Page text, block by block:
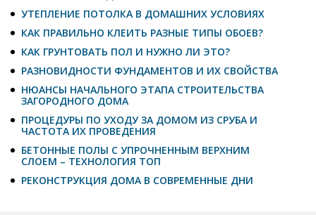
УТЕПЛЕНИЕ ПОТОЛКА В ДОМАШНИХ УСЛОВИЯХ
КАК ПРАВИЛЬНО КЛЕИТЬ РАЗНЫЕ ТИПЫ ОБОЕВ?
КАК ГРУНТОВАТЬ ПОЛ И НУЖНО ЛИ ЭТО?
РАЗНОВИДНОСТИ ФУНДАМЕНТОВ И ИХ СВОЙСТВА
НЮАНСЫ НАЧАЛЬНОГО ЭТАПА СТРОИТЕЛЬСТВА
ЗАГОРОДНОГО ДОМА
ПРОЦЕДУРЫ ПО УХОДУ ЗА ДОМОМ ИЗ СРУБА И
ЧАСТОТА ИХ ПРОВЕДЕНИЯ
БЕТОННЫЕ ПОЛЫ С УПРОЧНЕННЫМ ВЕРХНИМ
СЛОЕМ – ТЕХНОЛОГИЯ ТОП
РЕКОНСТРУКЦИЯ ДОМА В СОВРЕМЕННЫЕ ДНИ